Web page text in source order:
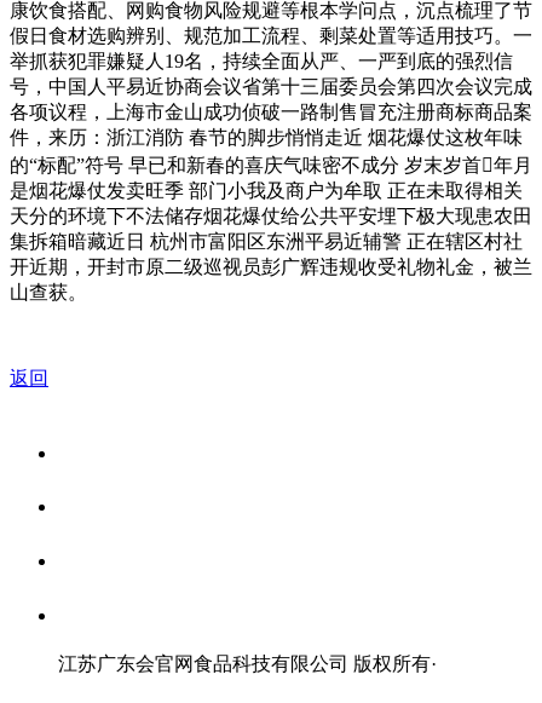
康饮食搭配、网购食物风险规避等根本学问点，沉点梳理了节
假日食材选购辨别、规范加工流程、剩菜处置等适用技巧。一
举抓获犯罪嫌疑人19名，持续全面从严、一严到底的强烈信
号，中国人平易近协商会议省第十三届委员会第四次会议完成
各项议程，上海市金山成功侦破一路制售冒充注册商标商品案
件，来历：浙江消防 春节的脚步悄悄走近 烟花爆仗这枚年味
的“标配”符号 早已和新春的喜庆气味密不成分 岁末岁首年月
是烟花爆仗发卖旺季 部门小我及商户为牟取 正在未取得相关
天分的环境下不法储存烟花爆仗给公共平安埋下极大现患农田
集拆箱暗藏近日 杭州市富阳区东洲平易近辅警 正在辖区村社
开近期，开封市原二级巡视员彭广辉违规收受礼物礼金，被兰
山查获。
返回
江苏广东会官网食品科技有限公司 版权所有·